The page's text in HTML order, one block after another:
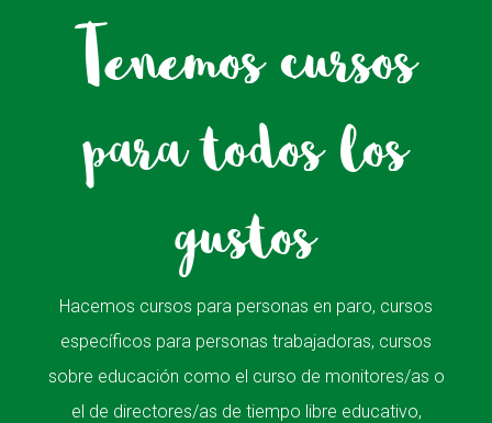
Tenemos cursos
para todos los
gustos
Hacemos cursos para personas en paro, cursos
específicos para personas trabajadoras, cursos
sobre educación como el curso de monitores/as o
el de directores/as de tiempo libre educativo,